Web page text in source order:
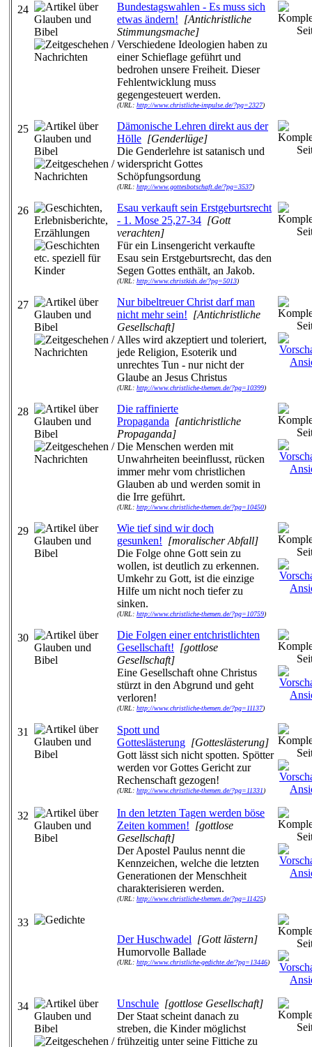
24
Bundestagswahlen - Es muss sich
etwas ändern! [Antichristliche
Stimmungsmache]
Verschiedene Ideologien haben zu
einer Schieflage geführt und
bedrohen unsere Freiheit. Dieser
Fehlentwicklung muss
gegengesteuert werden.
(URL: http://www.christliche-impulse.de/?pg=2327)
25
Dämonische Lehren direkt aus der
Hölle [Genderlüge]
Die Genderlehre ist satanisch und
widerspricht Gottes
Schöpfungsordung
(URL: http://www.gottesbotschaft.de/?pg=3537)
26
Esau verkauft sein Erstgeburtsrecht
- 1. Mose 25,27-34 [Gott
verachten]
Für ein Linsengericht verkaufte
Esau sein Erstgeburtsrecht, das den
Segen Gottes enthält, an Jakob.
(URL: http://www.christkids.de/?pg=5013)
27
Nur bibeltreuer Christ darf man
nicht mehr sein! [Antichristliche
Gesellschaft]
Alles wird akzeptiert und toleriert,
jede Religion, Esoterik und
unrechtes Tun - nur nicht der
Glaube an Jesus Christus
(URL: http://www.christliche-themen.de/?pg=10399)
28
Die raffinierte
Propaganda [antichristliche
Propaganda]
Die Menschen werden mit
Unwahrheiten beeinflusst, rücken
immer mehr vom christlichen
Glauben ab und werden somit in
die Irre geführt.
(URL: http://www.christliche-themen.de/?pg=10450)
29
Wie tief sind wir doch
gesunken! [moralischer Abfall]
Die Folge ohne Gott sein zu
wollen, ist deutlich zu erkennen.
Umkehr zu Gott, ist die einzige
Hilfe um nicht noch tiefer zu
sinken.
(URL: http://www.christliche-themen.de/?pg=10759)
30
Die Folgen einer entchristlichten
Gesellschaft! [gottlose
Gesellschaft]
Eine Gesellschaft ohne Christus
stürzt in den Abgrund und geht
verloren!
(URL: http://www.christliche-themen.de/?pg=11137)
31
Spott und
Gotteslästerung [Gotteslästerung]
Gott lässt sich nicht spotten. Spötter
werden vor Gottes Gericht zur
Rechenschaft gezogen!
(URL: http://www.christliche-themen.de/?pg=11331)
32
In den letzten Tagen werden böse
Zeiten kommen! [gottlose
Gesellschaft]
Der Apostel Paulus nennt die
Kennzeichen, welche die letzten
Generationen der Menschheit
charakterisieren werden.
(URL: http://www.christliche-themen.de/?pg=11425)
33
Der Huschwadel [Gott lästern]
Humorvolle Ballade
(URL: http://www.christliche-gedichte.de/?pg=13446)
34 Unschule [gottlose Gesellschaft]
Der Staat scheint danach zu
streben, die Kinder möglichst
frühzeitig unter seine Fittiche zu